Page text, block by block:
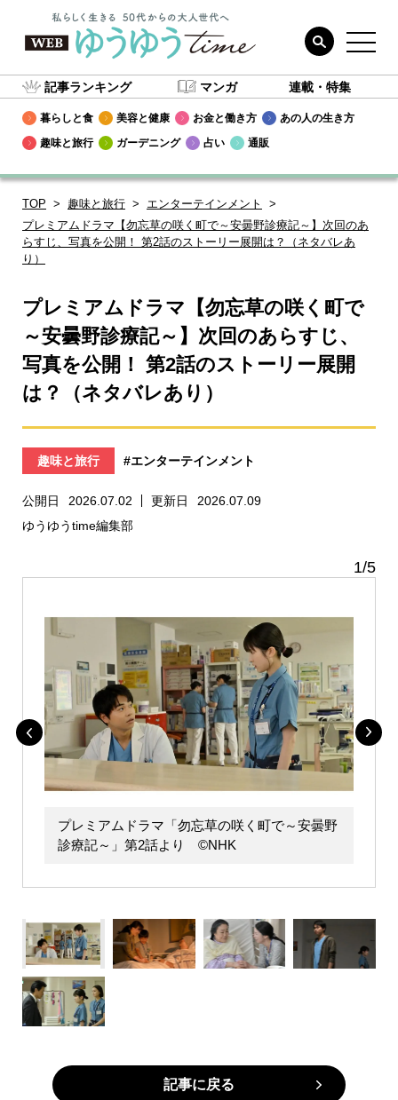
記事ランキング マンガ 連載・特集
暮らしと食 美容と健康 お金と働き方
あの人の生き方
趣味と旅行
ガーデニング 占い 通販
TOP 趣味と旅行
エンターテインメント
プレミアムドラマ【勿忘草の咲く町で～安曇野診療記～】次回のあ
らすじ、写真を公開！ 第2話のストーリー展開は？（ネタバレあ
り）
プレミアムドラマ【勿忘草の咲く町で
～安曇野診療記～】次回のあらすじ、
写真を公開！ 第2話のストーリー展開
は？（ネタバレあり）
趣味と旅行 #エンターテインメント
公開日 2026.07.02 更新日
2026.07.09
ゆうゆうtime編集部
1/5
プレミアムドラマ「勿忘草の咲く町で～安曇野
診療記～」第2話より ©NHK
記事に戻る